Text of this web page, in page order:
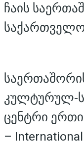
ჩაის
კულტურულ-
ცენტრი
–